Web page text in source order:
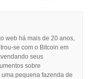
web há mais de 20 anos,
se com o Bitcoin em
seus
sobre
pequena fazenda de